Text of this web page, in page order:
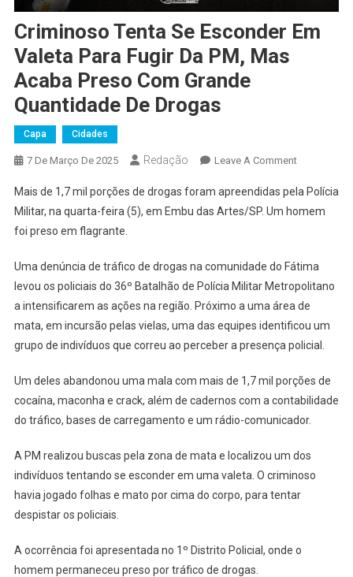
Criminoso Tenta Se Esconder Em
Valeta Para Fugir Da PM, Mas
Acaba Preso Com Grande
Quantidade De Drogas
Capa Cidades
7 De Março De 2025 Redação Leave A CommentOn
Tenta
Se
Valeta
Para
Fugir
Da
PM,
Acaba
Preso
Com
Quantidade
Mais de 1,7 mil porções de drogas foram apreendidas pela Polícia
Militar, na quarta-feira (5), em Embu das Artes/SP. Um homem
foi preso em flagrante.
Uma denúncia de tráfico de drogas na comunidade do Fátima
levou os policiais do 36º Batalhão de Polícia Militar Metropolitano
a intensificarem as ações na região. Próximo a uma área de
mata, em incursão pelas vielas, uma das equipes identificou um
grupo de indivíduos que correu ao perceber a presença policial.
Um deles abandonou uma mala com mais de 1,7 mil porções de
cocaína, maconha e crack, além de cadernos com a contabilidade
do tráfico, bases de carregamento e um rádio-comunicador.
A PM realizou buscas pela zona de mata e localizou um dos
indivíduos tentando se esconder em uma valeta. O criminoso
havia jogado folhas e mato por cima do corpo, para tentar
despistar os policiais.
A ocorrência foi apresentada no 1º Distrito Policial, onde o
homem permaneceu preso por tráfico de drogas.